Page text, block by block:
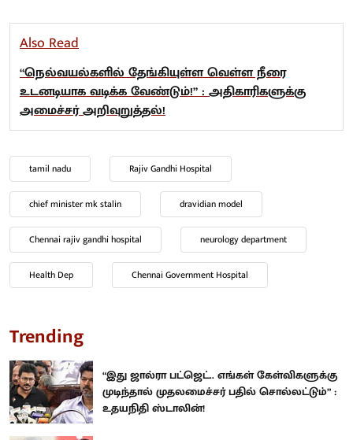
Also Read
“நெல்வயல்களில் தேங்கியுள்ள வெள்ள நீரை
உடனடியாக வடிக்க வேண்டும்!” : அதிகாரிகளுக்கு
அமைச்சர் அறிவுறுத்தல்!
tamil nadu Rajiv Gandhi Hospital
chief minister mk stalin dravidian model
Chennai rajiv gandhi hospital neurology department
Health Dep Chennai Government Hospital
Trending
“இது ஜால்ரா பட்ஜெட்.. எங்கள் கேள்விகளுக்கு
முடிந்தால் முதலமைச்சர் பதில் சொல்லட்டும்” :
உதயநிதி ஸ்டாலின்!